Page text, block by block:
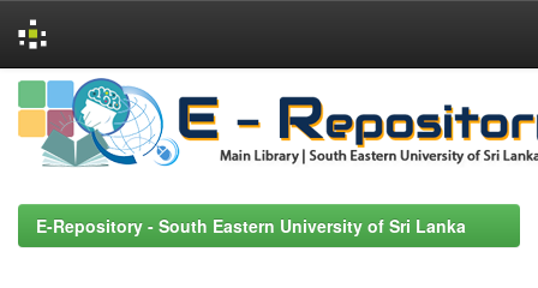
Skip
navigation
E-Repository - South Eastern University of Sri Lanka